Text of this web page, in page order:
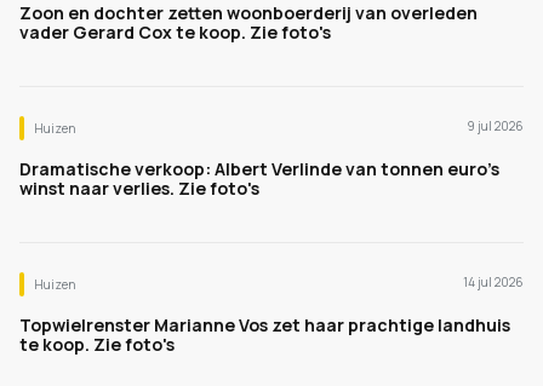
Zoon en dochter zetten woonboerderij van overleden
vader Gerard Cox te koop. Zie foto's
Huizen 9 jul 2026
Dramatische verkoop: Albert Verlinde van tonnen euro's
winst naar verlies. Zie foto's
Huizen 14 jul 2026
Topwielrenster Marianne Vos zet haar prachtige landhuis
te koop. Zie foto's